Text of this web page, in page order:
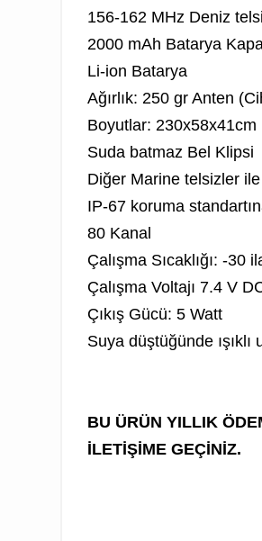
156-162 MHz Deniz
2000 mAh Batarya
Li-ion Batarya
Ağırlık: 250 gr Anten
Boyutlar: 230x58x41cm
Suda batmaz Bel Klipsi
Diğer Marine telsizler
IP-67 koruma
80 Kanal
Çalışma Sıcaklığı: -30
Çalışma Voltajı 7.4 V
Çıkış Gücü: 5 Watt
Suya düştüğünde ışıklı
BU ÜRÜN YILLIK
İLETİŞİME GEÇİNİZ.